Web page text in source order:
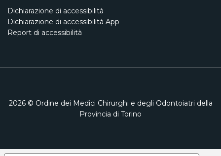
Dichiarazione di accessibilità
Dichiarazione di accessibilità App
Report di accessibilità
2026© Ordine dei Medici Chirurghi e degli Odontoiatri della
Provincia di Torino